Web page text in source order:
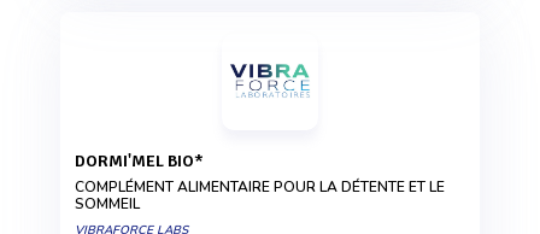
DORMI'MEL BIO*
COMPLÉMENT ALIMENTAIRE POUR LA DÉTENTE ET LE
SOMMEIL
VIBRAFORCE LABS